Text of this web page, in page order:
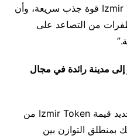
دولار. ونتوقع أن يكتسب Izmir Token قوة جذب سريعة، وأن
من التصاعد على
مدينة رائدة في مجال
بعد انتهاء البيع المسبق، سيتم تحديد قيمة Izmir Token من
بمنطلق التوازن بين